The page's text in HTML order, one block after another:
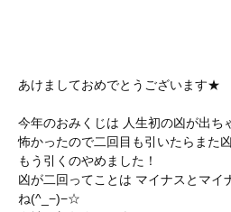
あけましておめでとうございます★
今年のおみくじは 人生初の凶が出ち
怖かったので二回目も引いたらまた凶
もう引くのやめました！
凶が二回ってことは マイナスとマイ
ね(^_−)−☆